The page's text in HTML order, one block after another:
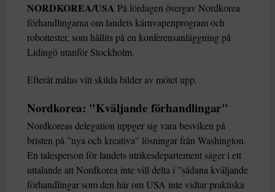
NORDKOREA/USA På lördagen övergav Nordkorea
förhandlingarna om landets kärnvapenprogram och
robottester, som hållits på en konferensanläggning på
Lidingö utanför Stockholm.
Efteråt målas vitt skilda bilder av mötet upp.
Nordkorea: "Kväljande förhandlingar"
Nordkoreas delegation uppger sig vara besviken på
bristen på ”nya och kreativa” lösningar från Washington.
En talesperson för landets utrikesdepartement säger i ett
uttalande att Nordkorea inte vill delta i ”sådana kväljande
förhandlingar som den här om USA inte vidtar praktiska